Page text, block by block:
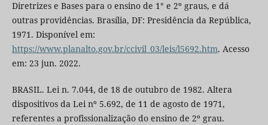
Diretrizes e Bases para o ensino de 1° e 2º graus, e dá
outras providências. Brasília, DF: Presidência da República,
1971. Disponível em:
https://www.planalto.gov.br/ccivil_03/leis/l5692.htm. Acesso
em: 23 jun. 2022.
BRASIL. Lei n. 7.044, de 18 de outubro de 1982. Altera
dispositivos da Lei nº 5.692, de 11 de agosto de 1971,
referentes a profissionalização do ensino de 2º grau.